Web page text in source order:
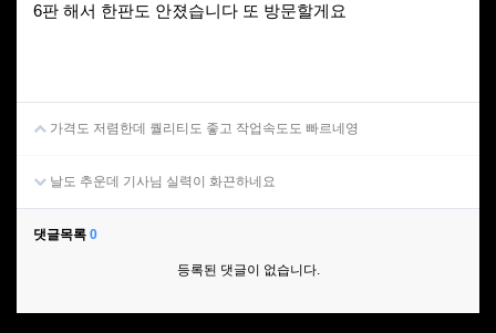
6판 해서 한판도 안졌습니다 또 방문할게요
가격도 저렴한데 퀄리티도 좋고 작업속도도 빠르네영
날도 추운데 기사님 실력이 화끈하네요
댓글목록 0
등록된 댓글이 없습니다.